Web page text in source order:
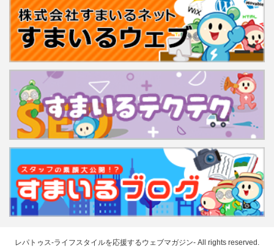
レパトゥス-ライフスタイルを応援するウェブマガジン- All rights reserved.